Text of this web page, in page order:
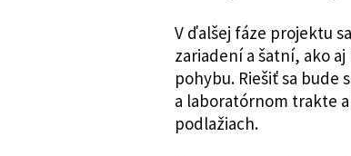
V ďalšej fáze projektu
zariadení a šatní, ako
pohybu. Riešiť sa bude
a laboratórnom trakte
podlažiach.